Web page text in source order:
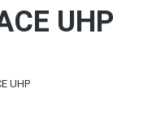
UHP